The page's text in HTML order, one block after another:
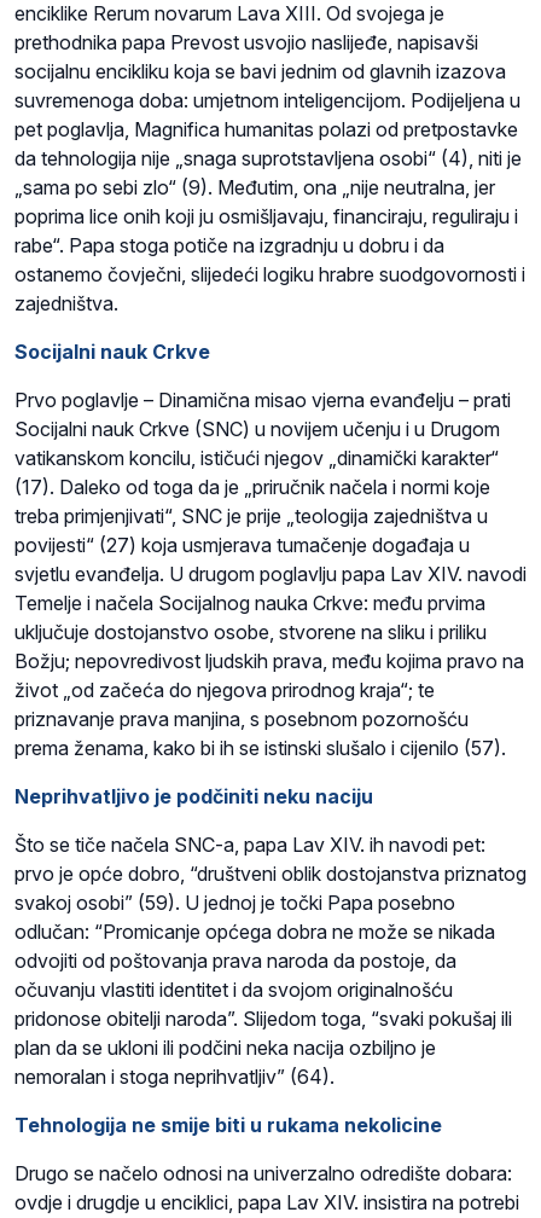
enciklike Rerum novarum Lava XIII. Od svojega je
prethodnika papa Prevost usvojio naslijeđe, napisavši
socijalnu encikliku koja se bavi jednim od glavnih izazova
suvremenoga doba: umjetnom inteligencijom. Podijeljena u
pet poglavlja, Magnifica humanitas polazi od pretpostavke
da tehnologija nije „snaga suprotstavljena osobi“ (4), niti je
„sama po sebi zlo“ (9). Međutim, ona „nije neutralna, jer
poprima lice onih koji ju osmišljavaju, financiraju, reguliraju i
rabe“. Papa stoga potiče na izgradnju u dobru i da
ostanemo čovječni, slijedeći logiku hrabre suodgovornosti i
zajedništva.
Socijalni nauk Crkve
Prvo poglavlje – Dinamična misao vjerna evanđelju – prati
Socijalni nauk Crkve (SNC) u novijem učenju i u Drugom
vatikanskom koncilu, ističući njegov „dinamički karakter“
(17). Daleko od toga da je „priručnik načela i normi koje
treba primjenjivati“, SNC je prije „teologija zajedništva u
povijesti“ (27) koja usmjerava tumačenje događaja u
svjetlu evanđelja. U drugom poglavlju papa Lav XIV. navodi
Temelje i načela Socijalnog nauka Crkve: među prvima
uključuje dostojanstvo osobe, stvorene na sliku i priliku
Božju; nepovredivost ljudskih prava, među kojima pravo na
život „od začeća do njegova prirodnog kraja“; te
priznavanje prava manjina, s posebnom pozornošću
prema ženama, kako bi ih se istinski slušalo i cijenilo (57).
Neprihvatljivo je podčiniti neku naciju
Što se tiče načela SNC-a, papa Lav XIV. ih navodi pet:
prvo je opće dobro, “društveni oblik dostojanstva priznatog
svakoj osobi” (59). U jednoj je točki Papa posebno
odlučan: “Promicanje općega dobra ne može se nikada
odvojiti od poštovanja prava naroda da postoje, da
očuvanju vlastiti identitet i da svojom originalnošću
pridonose obitelji naroda”. Slijedom toga, “svaki pokušaj ili
plan da se ukloni ili podčini neka nacija ozbiljno je
nemoralan i stoga neprihvatljiv” (64).
Tehnologija ne smije biti u rukama nekolicine
Drugo se načelo odnosi na univerzalno odredište dobara:
ovdje i drugdje u enciklici, papa Lav XIV. insistira na potrebi